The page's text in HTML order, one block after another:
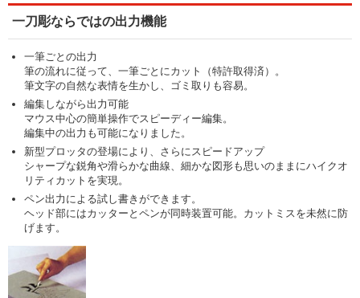
一刀彫ならではの出力機能
一筆ごとの出力
筆の流れに従って、一筆ごとにカット（特許取得済）。
筆文字の自然な表情を生かし、ゴミ取りも容易。
編集しながら出力可能
マウス中心の簡単操作でスピーディー編集。
編集中の出力も可能になりました。
新型プロッタの登場により、さらにスピードアップ
シャープな鋭角や滑らかな曲線、細かな図形も思いのままにハイクオ
リティカットを実現。
ペン出力による試し書きができます。
ヘッド部にはカッターとペンが同時装置可能。カットミスを未然に防
げます。